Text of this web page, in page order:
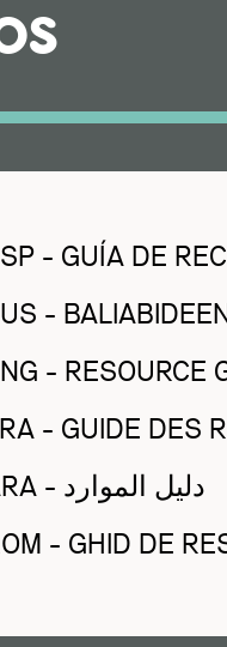
- GUÍA DE
-
- RESOURCE
- GUIDE DES
ARA - دليل الموارد
- GHID DE